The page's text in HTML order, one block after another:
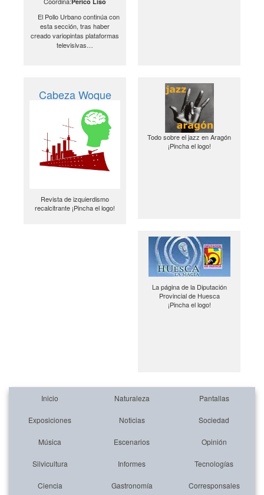
El Pollo Urbano continúa con
esta sección, tras haber
creado variopintas plataformas
televisivas…
Cabeza Woque
Revista de izquierdismo
recalcitrante ¡Pincha el logo!
Todo sobre el jazz en Aragón
¡Pincha el logo!
La página de la Diputación
Provincial de Huesca
¡Pincha el logo!
Inicio Naturaleza Pantallas
Exposiciones Noticias Sociedad
Música Escenarios Opinión
Silvicultura Informes Tecnologías
Ciencia Gastronomía Corresponsales